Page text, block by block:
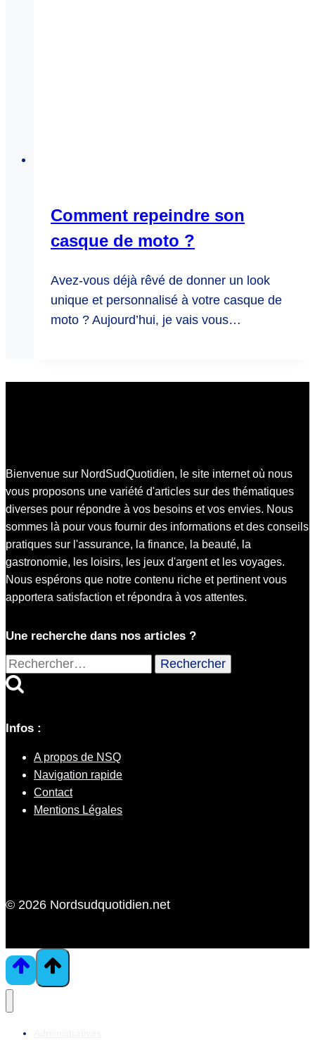
Comment repeindre son
casque de moto ?
Avez-vous déjà rêvé de donner un look
unique et personnalisé à votre casque de
moto ? Aujourd’hui, je vais vous…
Bienvenue sur NordSudQuotidien, le site internet où nous
vous proposons une variété d'articles sur des thématiques
diverses pour répondre à vos besoins et vos envies. Nous
sommes là pour vous fournir des informations et des conseils
pratiques sur l'assurance, la finance, la beauté, la
gastronomie, les loisirs, les jeux d'argent et les voyages.
Nous espérons que notre contenu riche et pertinent vous
apportera satisfaction et répondra à vos attentes.
Une recherche dans nos articles ?
Rechercher :
Infos :
A propos de NSQ
Navigation rapide
Contact
Mentions Légales
© 2026 Nordsudquotidien.net